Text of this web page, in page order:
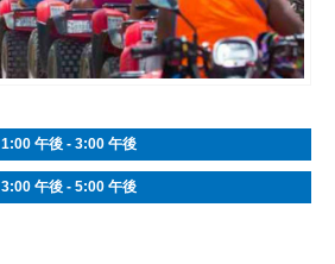
1:00 午後 - 3:00 午後
3:00 午後 - 5:00 午後